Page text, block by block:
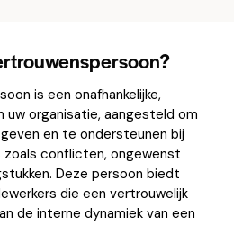
is een onafhankelijke,
organisatie, aangesteld om
en te ondersteunen bij
conflicten, ongewenst
Deze persoon biedt
die een vertrouwelijk
de interne dynamiek van een